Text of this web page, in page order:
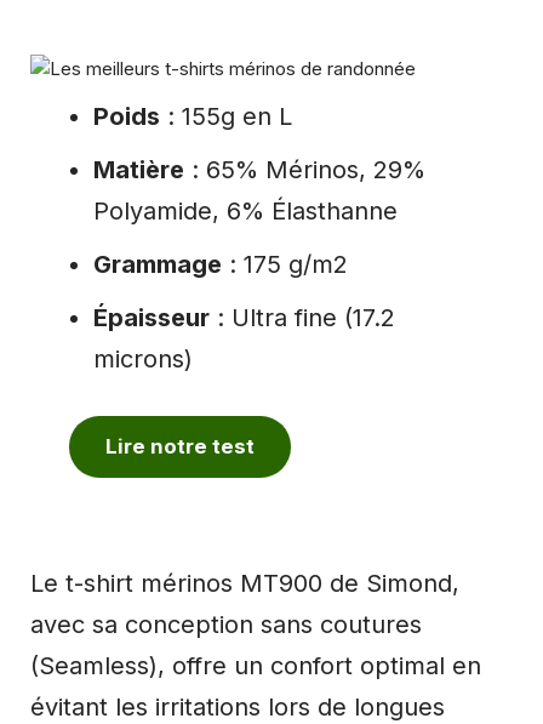
Poids : 155g en L
Matière : 65% Mérinos, 29%
Polyamide, 6% Élasthanne
Grammage : 175 g/m2
Épaisseur: Ultra fine (17.2
microns)
Lire notre test
Le t-shirt mérinos MT900 de Simond,
avec sa conception sans coutures
(Seamless), offre un confort optimal en
évitant les irritations lors de longues